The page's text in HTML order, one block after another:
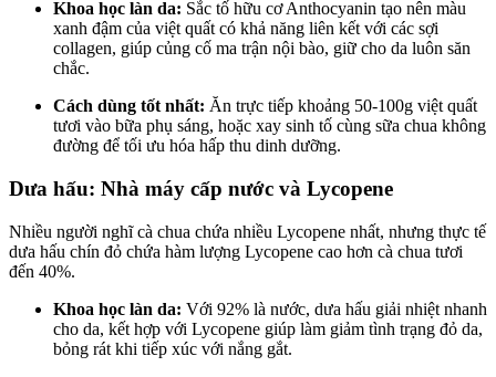
Khoa học làn da: Sắc tố hữu cơ Anthocyanin tạo nên màu
xanh đậm của việt quất có khả năng liên kết với các sợi
collagen, giúp củng cố ma trận nội bào, giữ cho da luôn săn
chắc.
Cách dùng tốt nhất: Ăn trực tiếp khoảng 50-100g việt quất
tươi vào bữa phụ sáng, hoặc xay sinh tố cùng sữa chua không
đường để tối ưu hóa hấp thu dinh dưỡng.
Dưa hấu: Nhà máy cấp nước và Lycopene
Nhiều người nghĩ cà chua chứa nhiều Lycopene nhất, nhưng thực tế
dưa hấu chín đỏ chứa hàm lượng Lycopene cao hơn cà chua tươi
đến 40%.
Khoa học làn da: Với 92% là nước, dưa hấu giải nhiệt nhanh
cho da, kết hợp với Lycopene giúp làm giảm tình trạng đỏ da,
bỏng rát khi tiếp xúc với nắng gắt.